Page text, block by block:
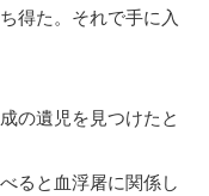
得た。それで手に入
の遺児を見つけたと
ると血浮屠に関係し